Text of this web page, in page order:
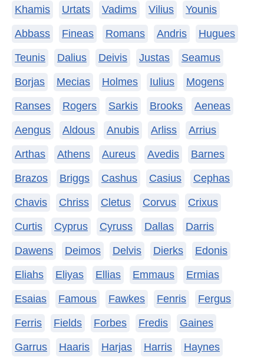
Khamis Urtats Vadims Vilius Younis
Abbass Fineas Romans Andris Hugues
Teunis Dalius Deivis Justas Seamus
Borjas Mecias Holmes Iulius Mogens
Ranses Rogers Sarkis Brooks Aeneas
Aengus Aldous Anubis Arliss Arrius
Arthas Athens Aureus Avedis Barnes
Brazos Briggs Cashus Casius Cephas
Chavis Chriss Cletus Corvus Crixus
Curtis Cyprus Cyruss Dallas Darris
Dawens Deimos Delvis Dierks Edonis
Eliahs Eliyas Ellias Emmaus Ermias
Esaias Famous Fawkes Fenris Fergus
Ferris Fields Forbes Fredis Gaines
Garrus Haaris Harjas Harris Haynes